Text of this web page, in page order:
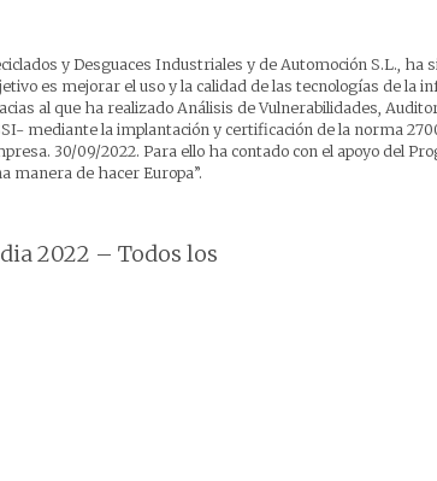
y Desguaces Industriales y de Automoción S.L., ha
es mejorar el uso y la calidad de las tecnologías de la
al que ha realizado Análisis de Vulnerabilidades,
mediante la implantación y certificación de la norma
30/09/2022. Para ello ha contado con el apoyo del
manera de hacer Europa”.
2022 – Todos los